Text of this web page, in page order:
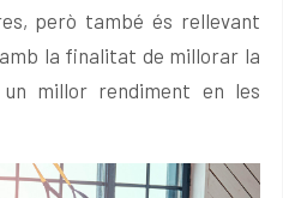
però també és rellevant
la finalitat de millorar la
millor rendiment en les